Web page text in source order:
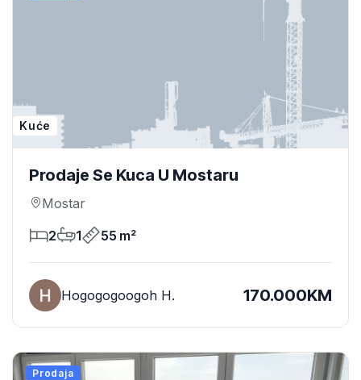
Kuće
Prodaje Se Kuca U Mostaru
Mostar
2
1 55 m²
Hogogogoogoh H. 170.000KM
Prodaja